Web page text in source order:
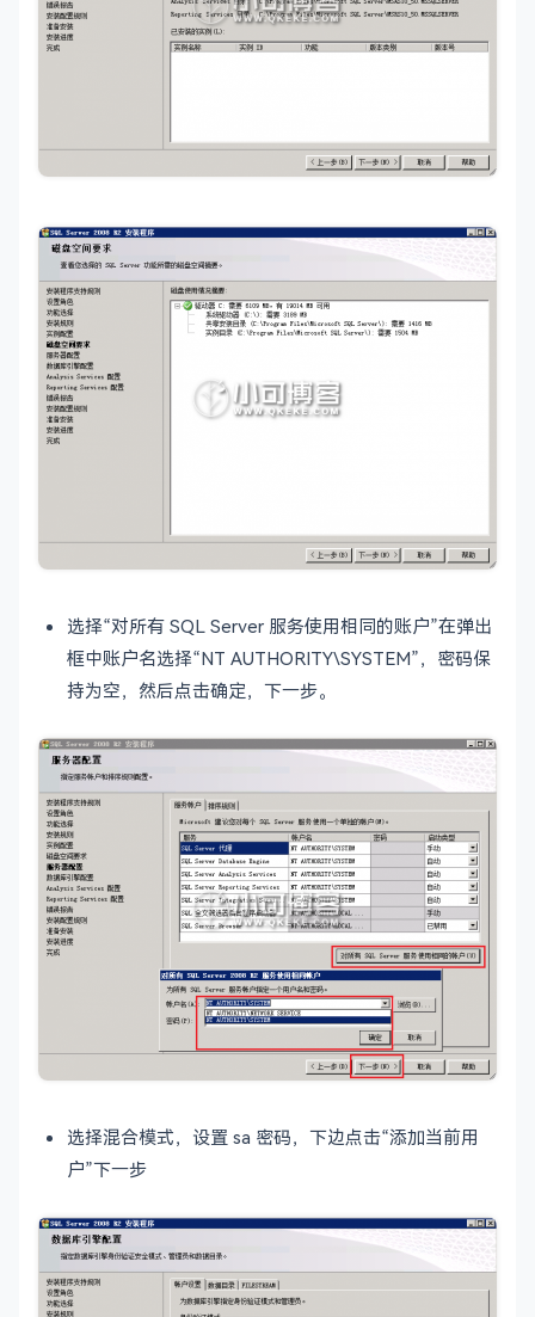
选择“对所有 SQL Server 服务使用相同的账户”在弹出
框中账户名选择“NT AUTHORITY\SYSTEM”，密码保
持为空，然后点击确定，下一步。
选择混合模式，设置 sa 密码，下边点击“添加当前用
户”下一步